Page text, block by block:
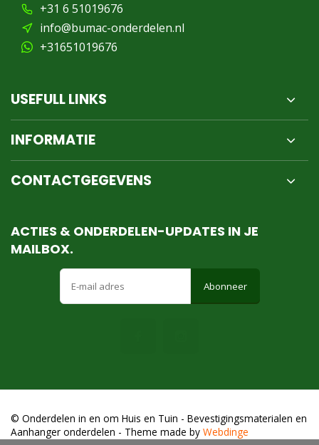
+31 6 51019676
info@bumac-onderdelen.nl
+31651019676
USEFULL LINKS
INFORMATIE
CONTACTGEGEVENS
ACTIES & ONDERDELEN-UPDATES IN JE
MAILBOX.
Abonneer
© Onderdelen in en om Huis en Tuin - Bevestigingsmaterialen en
Aanhanger onderdelen - Theme made by Webdinge